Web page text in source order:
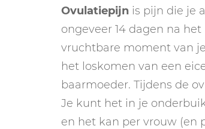
Ovulatiepijn is pijn die je
ongeveer 14 dagen na
vruchtbare moment van
het loskomen van een
baarmoeder. Tijdens de
Je kunt het in je
en het kan per vrouw (en